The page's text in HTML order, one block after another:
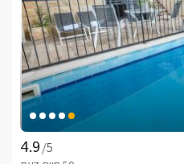
/5